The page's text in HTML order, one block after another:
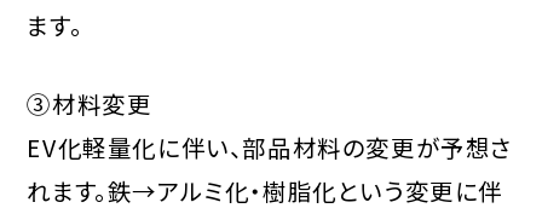
ます。
③材料変更
EV化軽量化に伴い、部品材料の変更が予想さ
れます。鉄→アルミ化・樹脂化という変更に伴